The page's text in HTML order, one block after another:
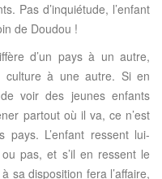
Pas d’inquiétude, l’enfant
de Doudou !
d’un pays à un autre,
culture à une autre. Si en
voir des jeunes enfants
partout où il va, ce n’est
pays. L’enfant ressent lui-
pas, et s’il en ressent le
sa disposition fera l’affaire,